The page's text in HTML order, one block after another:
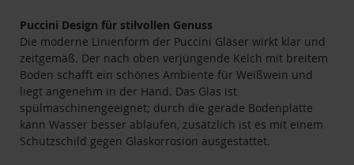
Puccini Design für stilvollen Genuss
Die moderne Linienform der Puccini Gläser wirkt klar und
zeitgemäß. Der nach oben verjüngende Kelch mit breitem
Boden schafft ein schönes Ambiente für Weißwein und
liegt angenehm in der Hand. Das Glas ist
spülmaschinengeeignet; durch die gerade Bodenplatte
kann Wasser besser ablaufen, zusätzlich ist es mit einem
Schutzschild gegen Glaskorrosion ausgestattet.